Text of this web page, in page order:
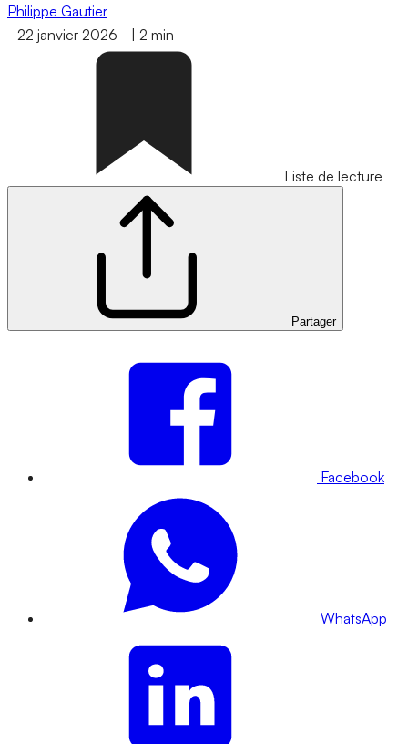
Philippe Gautier
- 22 janvier 2026 - 2 min
Liste de lecture
Partager
Facebook
WhatsApp